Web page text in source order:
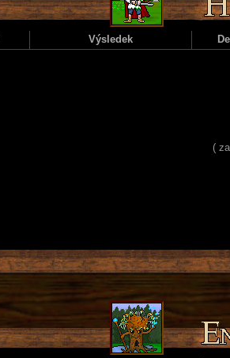
Výsledek
(